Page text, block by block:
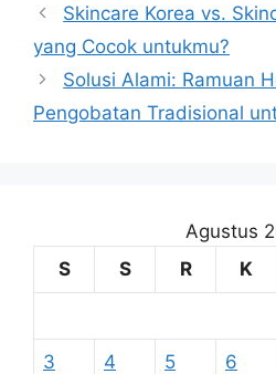
Skincare Korea vs.
yang Cocok untukmu?
Solusi Alami: Ramuan
Pengobatan Tradisional
Agustus
S
S R K
3 4 5 6